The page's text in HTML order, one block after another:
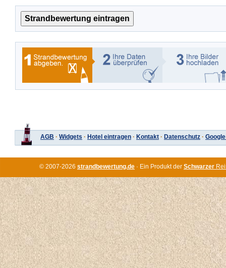
AGB · Widgets · Hotel eintragen · Kontakt · Datenschutz ·
© 2007-2026 strandbewertung.de · Ein Produkt der Schwarzer